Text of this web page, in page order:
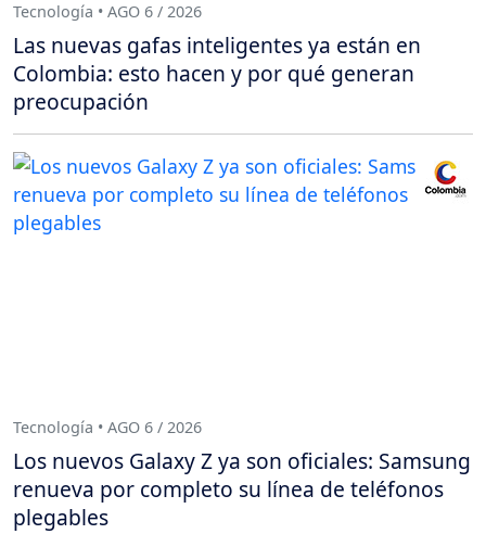
Tecnología • AGO 6 / 2026
Las nuevas gafas inteligentes ya están en
Colombia: esto hacen y por qué generan
preocupación
Tecnología • AGO 6 / 2026
Los nuevos Galaxy Z ya son oficiales: Samsung
renueva por completo su línea de teléfonos
plegables